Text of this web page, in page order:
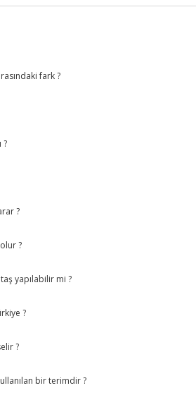
fark ?
?
?
?
yapılabilir mi ?
?
?
bir terimdir ?